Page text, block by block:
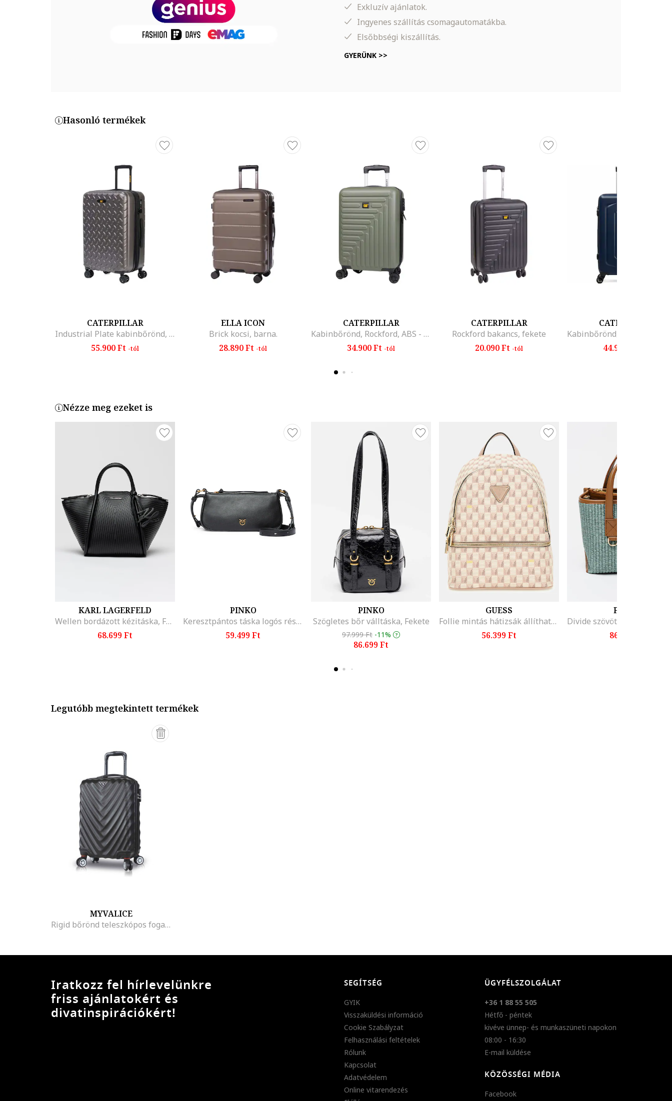
Exkluzív ajánlatok.
Ingyenes szállítás csomagautomatákba.
Elsőbbségi kiszállítás.
GYERÜNK >>
Hasonló termékek
CATERPILLAR
Industrial Plate kabinbőrönd, ABS, 37.5x23.5x54 cm (HxSzxM)
55.900 Ft -tól
ELLA ICON
Brick kocsi, barna.
28.890 Ft -tól
CATERPILLAR
Kabinbőrönd, Rockford, ABS - olíva
34.900 Ft -tól
CATERPILLAR
Rockford bakancs, fekete
20.090 Ft -tól
CATERPILLAR
44.900 Ft
Nézze meg ezeket is
KARL LAGERFELD
Wellen bordázott kézitáska, Fekete
68.699 Ft
PINKO
Keresztpántos táska logós részlettel, Fekete
59.499 Ft
PINKO
Szögletes bőr válltáska, Fekete
97.999 Ft -11%
86.699 Ft
GUESS
Follie mintás hátizsák állítható pántokkal, Fehér/Bézs
56.399 Ft
FURLA
86.599 Ft
Legutóbb megtekintett termékek
MYVALICE
Rigid bőrönd teleszkópos fogantyúval - 47 L
Iratkozz fel hírlevelünkre
friss ajánlatokért és
divatinspirációkért!
SEGÍTSÉG
GYIK
Visszaküldési információ
Cookie Szabályzat
Felhasználási feltételek
Rólunk
Kapcsolat
Adatvédelem
Online vitarendezés
ÜGYFÉLSZOLGÁLAT
+36 1 88 55 505
Hétfő - péntek
kivéve ünnep- és munkaszüneti napokon
08:00 - 16:30
E-mail küldése
KÖZÖSSÉGI MÉDIA
Facebook